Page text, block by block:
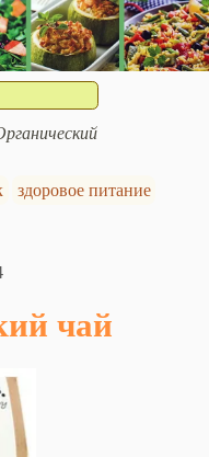
здоровое питание
чай